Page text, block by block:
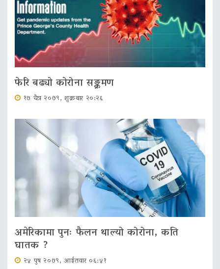
फेरि बढ्यो कोरोना सङ्क्रमण
१७ चैत्र २०७९, शुक्रबार २०:२६
अमेरिकामा पुनः फैलन थाल्यो कोरोना, कति
घातक ?
२४ पुष २०७९, आईतवार ०६:४१